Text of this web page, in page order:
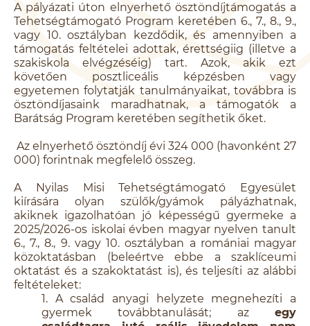
A pályázati úton elnyerhető ösztöndíjtámogatás a
Tehetségtámogató Program keretében 6., 7., 8., 9.,
vagy 10. osztályban kezdődik, és amennyiben a
támogatás feltételei adottak, érettségiig (illetve a
szakiskola elvégzéséig) tart. Azok, akik ezt
követően posztliceális képzésben vagy
egyetemen folytatják tanulmányaikat, továbbra is
ösztöndíjasaink maradhatnak, a támogatók a
Barátság Program keretében segíthetik őket.
Az elnyerhető ösztöndíj évi 324 000 (havonként 27
000) forintnak megfelelő összeg.
A Nyilas Misi Tehetségtámogató Egyesület
kiírására olyan szülők/gyámok pályázhatnak,
akiknek igazolhatóan jó képességű gyermeke a
2025/2026-os iskolai évben magyar nyelven tanult
6., 7., 8., 9. vagy 10. osztályban a romániai magyar
közoktatásban (beleértve ebbe a szaklíceumi
oktatást és a szakoktatást is), és teljesíti az alábbi
feltételeket:
1. A család anyagi helyzete megnehezíti a
gyermek továbbtanulását; az egy